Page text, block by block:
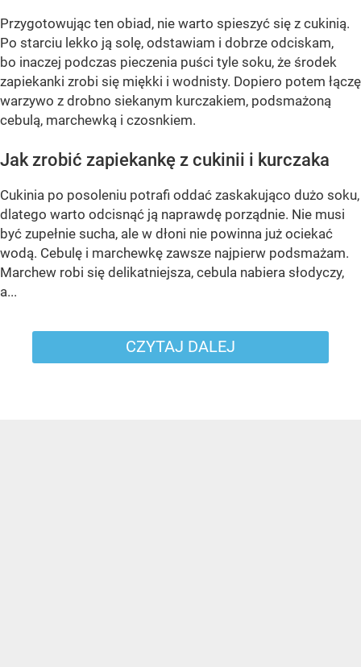
Przygotowując ten obiad, nie warto spieszyć się z cukinią.
Po starciu lekko ją solę, odstawiam i dobrze odciskam,
bo inaczej podczas pieczenia puści tyle soku, że środek
zapiekanki zrobi się miękki i wodnisty. Dopiero potem łączę
warzywo z drobno siekanym kurczakiem, podsmażoną
cebulą, marchewką i czosnkiem.
Jak zrobić zapiekankę z cukinii i kurczaka
Cukinia po posoleniu potrafi oddać zaskakująco dużo soku,
dlatego warto odcisnąć ją naprawdę porządnie. Nie musi
być zupełnie sucha, ale w dłoni nie powinna już ociekać
wodą. Cebulę i marchewkę zawsze najpierw podsmażam.
Marchew robi się delikatniejsza, cebula nabiera słodyczy,
a...
CZYTAJ DALEJ